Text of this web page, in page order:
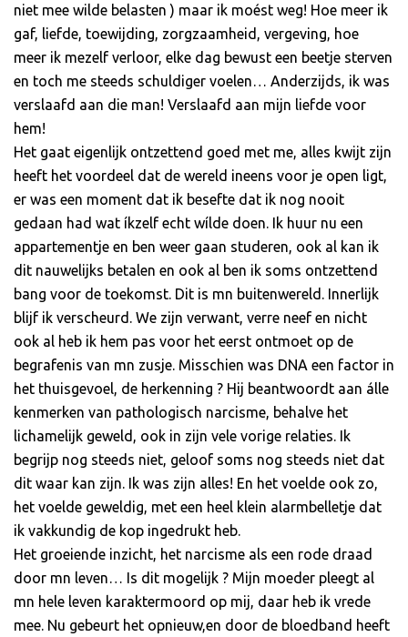
niet mee wilde belasten ) maar ik moést weg! Hoe meer ik
gaf, liefde, toewijding, zorgzaamheid, vergeving, hoe
meer ik mezelf verloor, elke dag bewust een beetje sterven
en toch me steeds schuldiger voelen… Anderzijds, ik was
verslaafd aan die man! Verslaafd aan mijn liefde voor
hem!
Het gaat eigenlijk ontzettend goed met me, alles kwijt zijn
heeft het voordeel dat de wereld ineens voor je open ligt,
er was een moment dat ik besefte dat ik nog nooit
gedaan had wat íkzelf echt wílde doen. Ik huur nu een
appartementje en ben weer gaan studeren, ook al kan ik
dit nauwelijks betalen en ook al ben ik soms ontzettend
bang voor de toekomst. Dit is mn buitenwereld. Innerlijk
blijf ik verscheurd. We zijn verwant, verre neef en nicht
ook al heb ik hem pas voor het eerst ontmoet op de
begrafenis van mn zusje. Misschien was DNA een factor in
het thuisgevoel, de herkenning ? Hij beantwoordt aan álle
kenmerken van pathologisch narcisme, behalve het
lichamelijk geweld, ook in zijn vele vorige relaties. Ik
begrijp nog steeds niet, geloof soms nog steeds niet dat
dit waar kan zijn. Ik was zijn alles! En het voelde ook zo,
het voelde geweldig, met een heel klein alarmbelletje dat
ik vakkundig de kop ingedrukt heb.
Het groeiende inzicht, het narcisme als een rode draad
door mn leven… Is dit mogelijk ? Mijn moeder pleegt al
mn hele leven karaktermoord op mij, daar heb ik vrede
mee. Nu gebeurt het opnieuw,en door de bloedband heeft